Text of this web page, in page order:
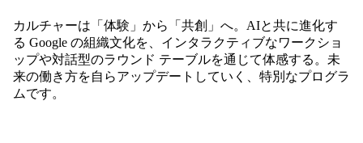
カルチャーは「体験」から「共創」へ。AIと共に進化す
る Google の組織文化を、インタラクティブなワークショ
ップや対話型のラウンド テーブルを通じて体感する。未
来の働き方を自らアップデートしていく、特別なプログラ
ムです。